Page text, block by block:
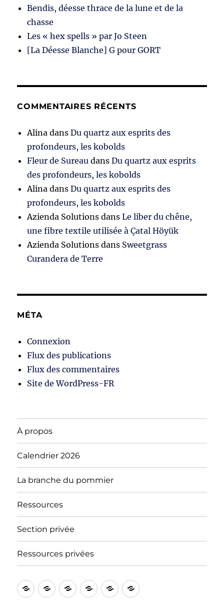
Bendis, déesse thrace de la lune et de la
chasse
Les « hex spells » par Jo Steen
[La Déesse Blanche] G pour GORT
COMMENTAIRES RÉCENTS
Alina dansDu quartz aux esprits des
profondeurs, les kobolds
Fleur de Sureau dansDu quartz aux esprits
des profondeurs, les kobolds
Alina dansDu quartz aux esprits des
profondeurs, les kobolds
Azienda Solutions dansLe liber du chêne,
une fibre textile utilisée à Çatal Höyük
Azienda Solutions dans Sweetgrass
Curandera de Terre
MÉTA
Connexion
Flux des publications
Flux des commentaires
Site de WordPress-FR
À propos
Calendrier 2026
La branche du pommier
Ressources
Section privée
Ressources privées
À
Blog SectionCalendrierRessources
Notre